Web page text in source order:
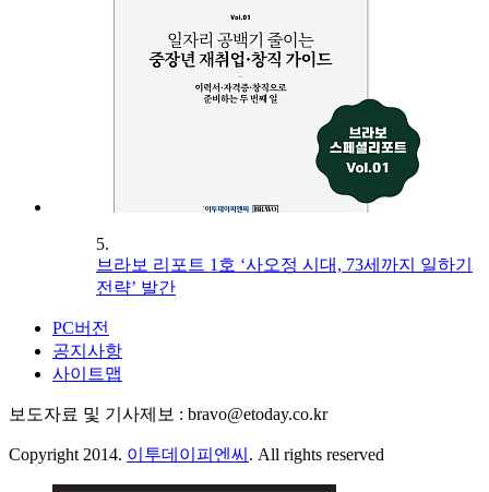
5.
브라보 리포트 1호 ‘사오정 시대, 73세까지 일하기
전략’ 발간
PC버전
공지사항
사이트맵
보도자료 및 기사제보 : bravo@etoday.co.kr
Copyright 2014. 이투데이피엔씨 . All rights reserved